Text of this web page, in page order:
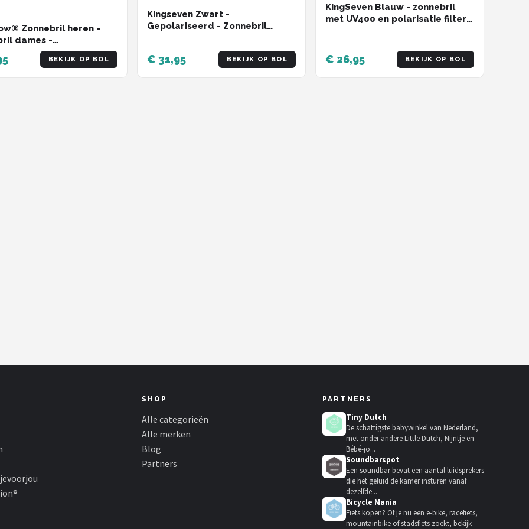
Zonnebril heren -
dames -
- X-CelLens -
BEKIJK OP BOL
Kingseven Zwart -
Gepolariseerd - Zonnebril
€ 31,95 BEKIJK OP BOL
KingSeven Blauw - zonnebril
met UV400 en polarisatie filter -
€ 26,95 BEKIJK OP BOL
SHOP
Alle categorieën
Alle merken
Blog
Partners
PARTNERS
Tiny Dutch
De schattigste babywinkel van Nederland,
met onder andere Little Dutch, Nijntje en
Bébé-jo...
Soundbarspot
Een soundbar bevat een aantal luidsprekers
die het geluid de kamer insturen vanaf
dezelfde...
Bicycle Mania
Fiets kopen? Of je nu een e-bike, racefiets,
mountainbike of stadsfiets zoekt, bekijk